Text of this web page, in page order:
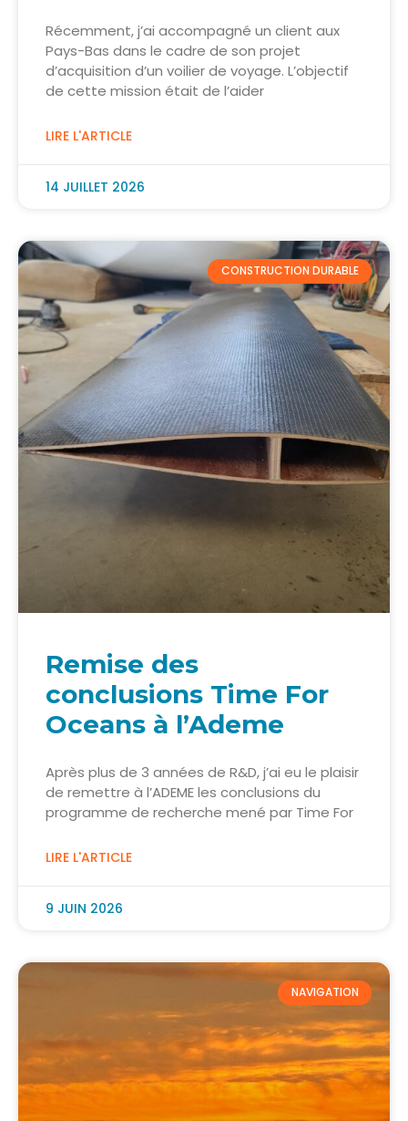
Récemment, j’ai accompagné un client aux
Pays-Bas dans le cadre de son projet
d’acquisition d’un voilier de voyage. L’objectif
de cette mission était de l’aider
LIRE L'ARTICLE
14 JUILLET 2026
CONSTRUCTION DURABLE
Remise des
conclusions Time For
Oceans à l’Ademe
Après plus de 3 années de R&D, j’ai eu le plaisir
de remettre à l’ADEME les conclusions du
programme de recherche mené par Time For
LIRE L'ARTICLE
9 JUIN 2026
NAVIGATION